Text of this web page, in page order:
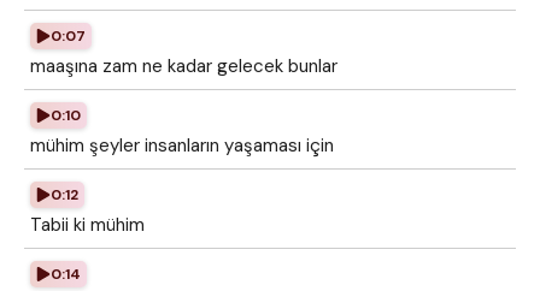
0:07
maaşına zam ne kadar gelecek bunlar
0:10
mühim şeyler insanların yaşaması için
0:12
Tabii ki mühim
0:14